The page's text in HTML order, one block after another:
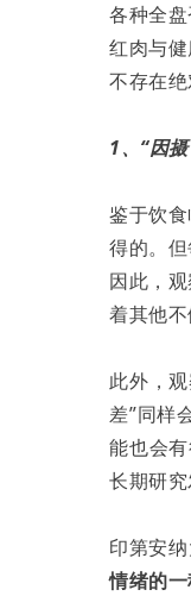
各种全
红肉与
不存在绝
1、“因
鉴于饮
得的。
因此，
着其他不
此外，
差”同样
能也会
长期研
印第安
情绪的